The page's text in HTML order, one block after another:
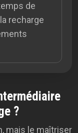
de
recharge
?
mais le maîtriser